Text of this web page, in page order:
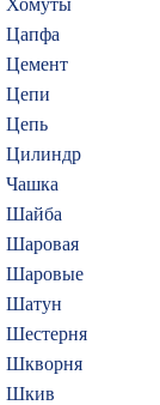
Хомуты
Цапфа
Цемент
Цепи
Цепь
Цилиндр
Чашка
Шайба
Шаровая
Шаровые
Шатун
Шестерня
Шкворня
Шкив